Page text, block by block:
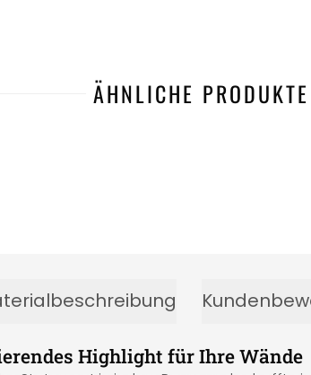
ÄHNLICHE PRODUKTE
Highlight für Ihre Wände